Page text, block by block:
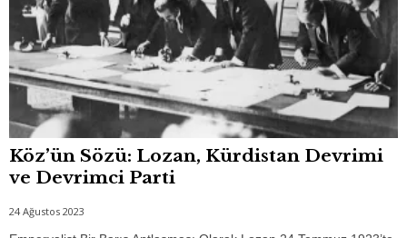
Köz’ün Sözü: Lozan, Kürdistan Devrimi
ve Devrimci Parti
24 Ağustos 2023